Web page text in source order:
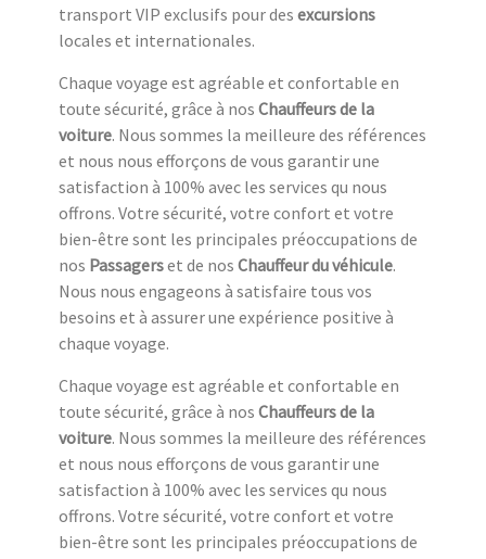
transport VIP exclusifs pour des excursions
locales et internationales.
Chaque voyage est agréable et confortable en
toute sécurité, grâce à nos Chauffeurs de la
voiture. Nous sommes la meilleure des références
et nous nous efforçons de vous garantir une
satisfaction à 100% avec les services qu nous
offrons. Votre sécurité, votre confort et votre
bien-être sont les principales préoccupations de
nos Passagerset de nos Chauffeur du véhicule.
Nous nous engageons à satisfaire tous vos
besoins et à assurer une expérience positive à
chaque voyage.
Chaque voyage est agréable et confortable en
toute sécurité, grâce à nos Chauffeurs de la
voiture. Nous sommes la meilleure des références
et nous nous efforçons de vous garantir une
satisfaction à 100% avec les services qu nous
offrons. Votre sécurité, votre confort et votre
bien-être sont les principales préoccupations de